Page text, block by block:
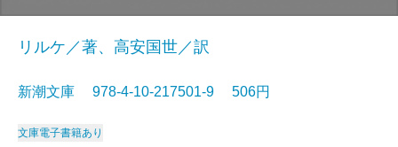
リルケ／著、高安国世／訳
新潮文庫 978-4-10-217501-9 506円
文庫電子書籍あり